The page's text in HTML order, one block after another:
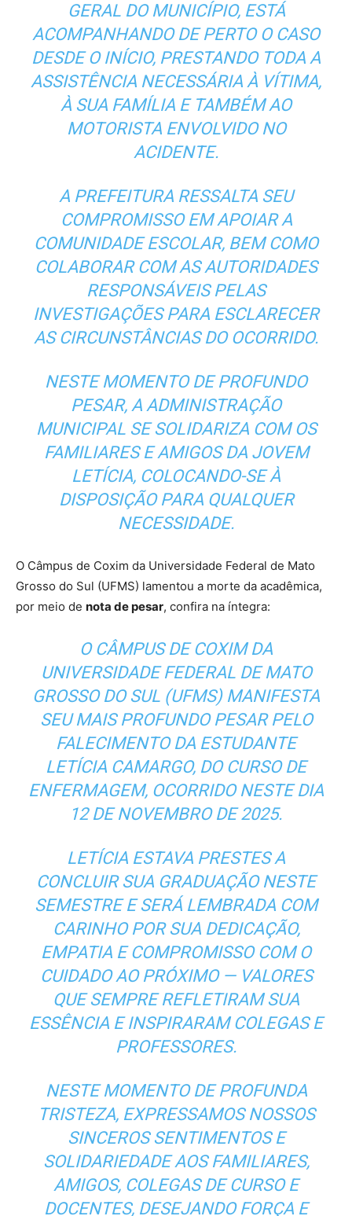
GERAL DO MUNICÍPIO, ESTÁ
ACOMPANHANDO DE PERTO O CASO
DESDE O INÍCIO, PRESTANDO TODA A
ASSISTÊNCIA NECESSÁRIA À VÍTIMA,
À SUA FAMÍLIA E TAMBÉM AO
MOTORISTA ENVOLVIDO NO
ACIDENTE.
A PREFEITURA RESSALTA SEU
COMPROMISSO EM APOIAR A
COMUNIDADE ESCOLAR, BEM COMO
COLABORAR COM AS AUTORIDADES
RESPONSÁVEIS PELAS
INVESTIGAÇÕES PARA ESCLARECER
AS CIRCUNSTÂNCIAS DO OCORRIDO.
NESTE MOMENTO DE PROFUNDO
PESAR, A ADMINISTRAÇÃO
MUNICIPAL SE SOLIDARIZA COM OS
FAMILIARES E AMIGOS DA JOVEM
LETÍCIA, COLOCANDO-SE À
DISPOSIÇÃO PARA QUALQUER
NECESSIDADE.
O Câmpus de Coxim da Universidade Federal de Mato
Grosso do Sul (UFMS) lamentou a morte da acadêmica,
por meio de nota de pesar, confira na íntegra:
O CÂMPUS DE COXIM DA
UNIVERSIDADE FEDERAL DE MATO
GROSSO DO SUL (UFMS) MANIFESTA
SEU MAIS PROFUNDO PESAR PELO
FALECIMENTO DA ESTUDANTE
LETÍCIA CAMARGO, DO CURSO DE
ENFERMAGEM, OCORRIDO NESTE DIA
12 DE NOVEMBRO DE 2025.
LETÍCIA ESTAVA PRESTES A
CONCLUIR SUA GRADUAÇÃO NESTE
SEMESTRE E SERÁ LEMBRADA COM
CARINHO POR SUA DEDICAÇÃO,
EMPATIA E COMPROMISSO COM O
CUIDADO AO PRÓXIMO — VALORES
QUE SEMPRE REFLETIRAM SUA
ESSÊNCIA E INSPIRARAM COLEGAS E
PROFESSORES.
NESTE MOMENTO DE PROFUNDA
TRISTEZA, EXPRESSAMOS NOSSOS
SINCEROS SENTIMENTOS E
SOLIDARIEDADE AOS FAMILIARES,
AMIGOS, COLEGAS DE CURSO E
DOCENTES, DESEJANDO FORÇA E